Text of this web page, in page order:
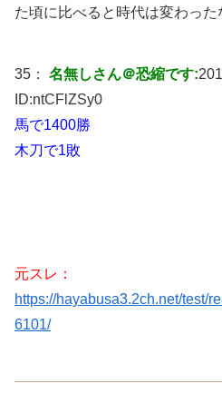
た頃に比べると時代は変わった
35： 名無しさん＠恐縮です:
ID:ntCFlZSy0
馬で1400勝
木刀で1敗
元スレ：
https://hayabusa3.2ch.net/test/
6101/